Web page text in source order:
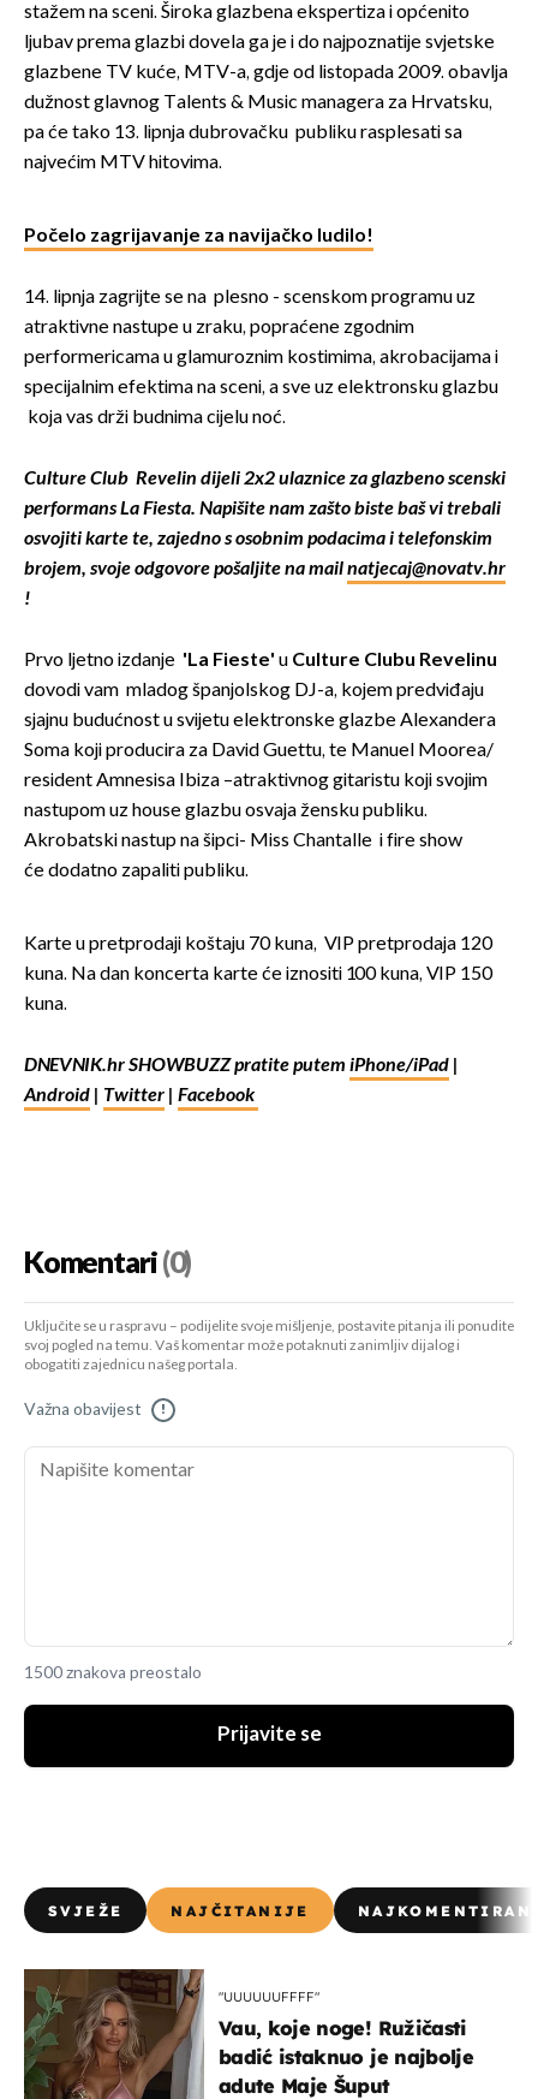
stažem na sceni. Široka glazbena ekspertiza i općenito
ljubav prema glazbi dovela ga je i do najpoznatije svjetske
glazbene TV kuće, MTV-a, gdje od listopada 2009. obavlja
dužnost glavnog Talents & Music managera za Hrvatsku,
pa će tako 13. lipnja dubrovačku publiku rasplesati sa
najvećim MTV hitovima.
Počelo zagrijavanje za navijačko ludilo!
14. lipnja zagrijte se na plesno - scenskom programu uz
atraktivne nastupe u zraku, popraćene zgodnim
performericama u glamuroznim kostimima, akrobacijama i
specijalnim efektima na sceni, a sve uz elektronsku glazbu
koja vas drži budnima cijelu noć.
Culture Club Revelin dijeli 2x2 ulaznice za glazbeno scenski
performans La Fiesta. Napišite nam zašto biste baš vi trebali
osvojiti karte te, zajedno s osobnim podacima i telefonskim
brojem, svoje odgovore pošaljite na mailnatjecaj@novatv.hr
!
Prvo ljetno izdanje 'La Fieste' u Culture Clubu Revelinu
dovodi vam mladog španjolskog DJ-a, kojem predviđaju
sjajnu budućnost u svijetu elektronske glazbe Alexandera
Soma koji producira za David Guettu, te Manuel Moorea/
resident Amnesisa Ibiza –atraktivnog gitaristu koji svojim
nastupom uz house glazbu osvaja žensku publiku.
Akrobatski nastup na šipci- Miss Chantalle i fire show
će dodatno zapaliti publiku.
Karte u pretprodaji koštaju 70 kuna, VIP pretprodaja 120
kuna. Na dan koncerta karte će iznositi 100 kuna, VIP 150
kuna.
DNEVNIK.hr SHOWBUZZ pratite putem iPhone/iPad
Android
Twitter Facebook
Komentari(0)
Uključite se u raspravu – podijelite svoje mišljenje, postavite pitanja ili ponudite
svoj pogled na temu. Vaš komentar može potaknuti zanimljiv dijalog i
obogatiti zajednicu našeg portala.
Važna obavijest !
1500 znakova preostalo
Prijavite se
SVJEŽE NAJČITANIJE
"UUUUUUFFFF"
Vau, koje noge! Ružičasti
badić istaknuo je najbolje
adute Maje Šuput